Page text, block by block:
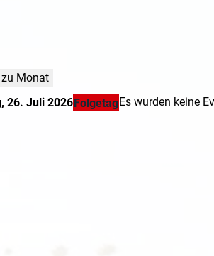
zu Monat
26. Juli 2026FolgetagEs wurden keine